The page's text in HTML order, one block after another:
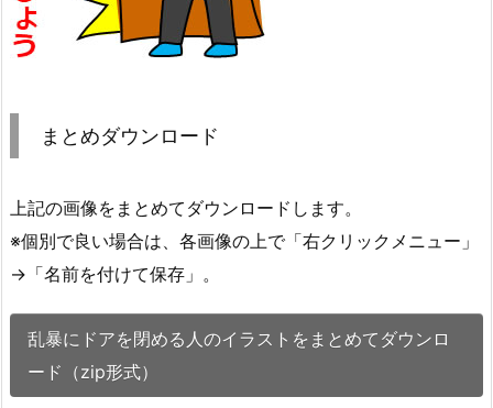
まとめダウンロード
上記の画像をまとめてダウンロードします。
※個別で良い場合は、各画像の上で「右クリックメニュー」
→「名前を付けて保存」。
乱暴にドアを閉める人のイラストをまとめてダウンロ
ード（zip形式）